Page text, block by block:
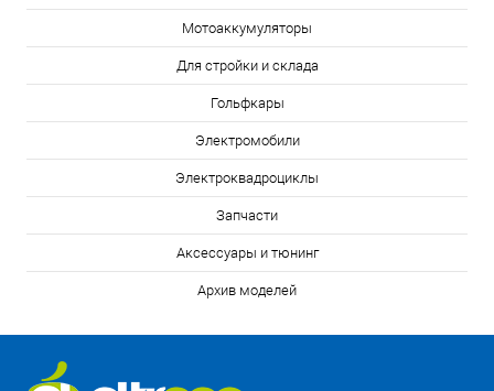
Мотоаккумуляторы
Для стройки и склада
Гольфкары
Электромобили
Электроквадроциклы
Запчасти
Аксессуары и тюнинг
Архив моделей